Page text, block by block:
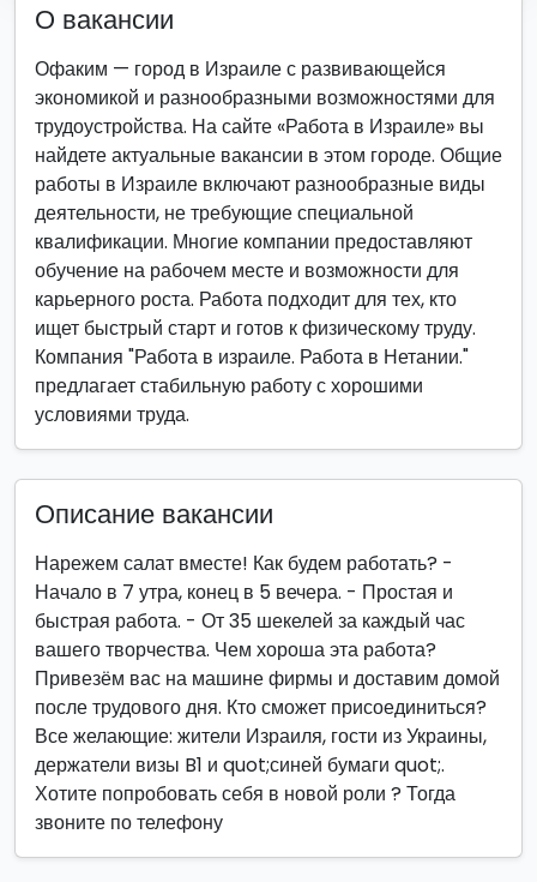
О вакансии
Офаким — город в Израиле с развивающейся
экономикой и разнообразными возможностями для
трудоустройства. На сайте «Работа в Израиле» вы
найдете актуальные вакансии в этом городе. Общие
работы в Израиле включают разнообразные виды
деятельности, не требующие специальной
квалификации. Многие компании предоставляют
обучение на рабочем месте и возможности для
карьерного роста. Работа подходит для тех, кто
ищет быстрый старт и готов к физическому труду.
Компания "Работа в израиле. Работа в Нетании."
предлагает стабильную работу с хорошими
условиями труда.
Описание вакансии
Нарежем салат вместе! Как будем работать? -
Начало в 7 утра, конец в 5 вечера. - Простая и
быстрая работа. - От 35 шекелей за каждый час
вашего творчества. Чем хороша эта работа?
Привезём вас на машине фирмы и доставим домой
после трудового дня. Кто сможет присоединиться?
Все желающие: жители Израиля, гости из Украины,
держатели визы B1 и quot;синей бумаги quot;.
Хотите попробовать себя в новой роли ? Тогда
звоните по телефону